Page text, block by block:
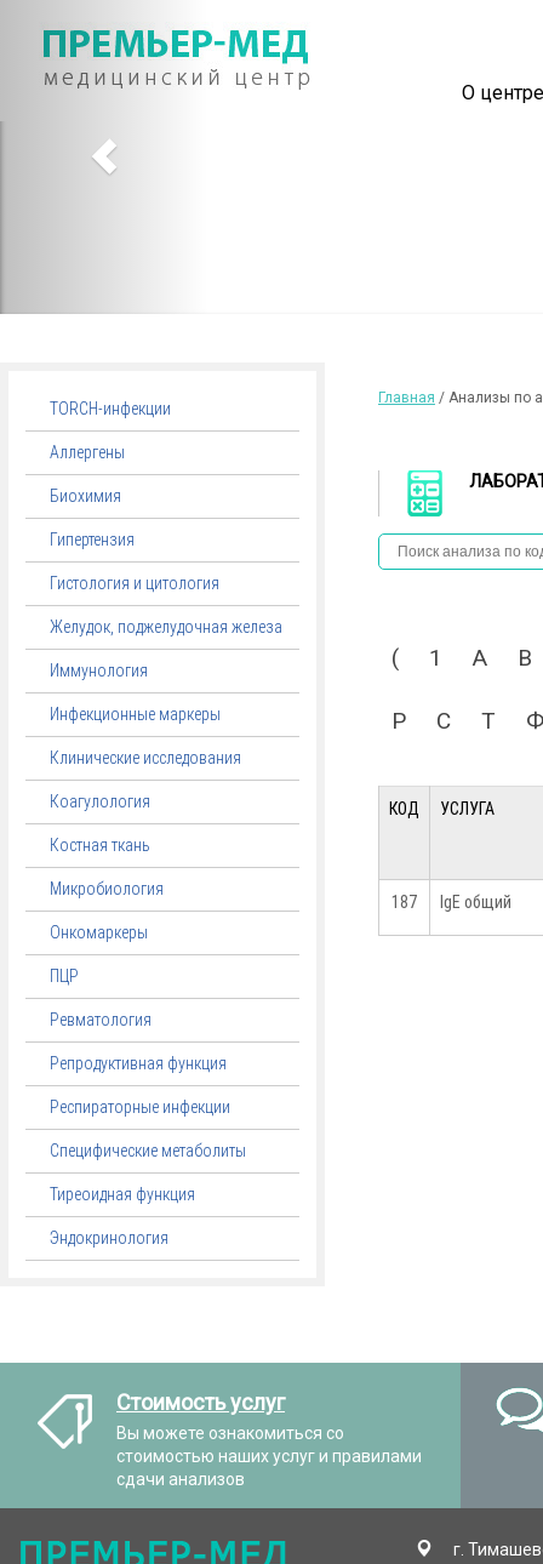
О центре
TORCH-инфекции
Аллергены
Биохимия
Гипертензия
Гистология и цитология
Желудок, поджелудочная железа
Иммунология
Инфекционные маркеры
Клинические исследования
Коагулология
Костная ткань
Микробиология
Онкомаркеры
ПЦР
Ревматология
Репродуктивная функция
Респираторные инфекции
Специфические метаболиты
Тиреоидная функция
Эндокринология
Главная / Анализы по
( 1 A B
Р С Т Ф
КОД УСЛУГА
187 IgE общий
Стоимость услуг
Вы можете ознакомиться со
стоимостью наших услуг и правилами
сдачи анализов
г.